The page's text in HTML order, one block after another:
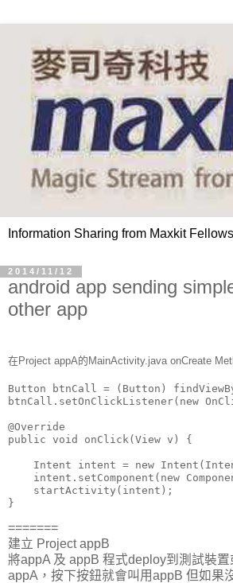
Information Sharing from Maxkit Fellows
2014/11/12
android app sending
other app
在Project appA的MainActivity.java onCreate
Button btnCall = (Button)
btnCall.setOnClickListener(new
@Override
public void onClick(View v) {
Intent intent = new
intent.setComponent(new
    startActivity(intent);
=======
建立 Project appB
將appA 及 appB 程式deploy到測試裝
appA，按下按鈕就會叫用appB 但如果